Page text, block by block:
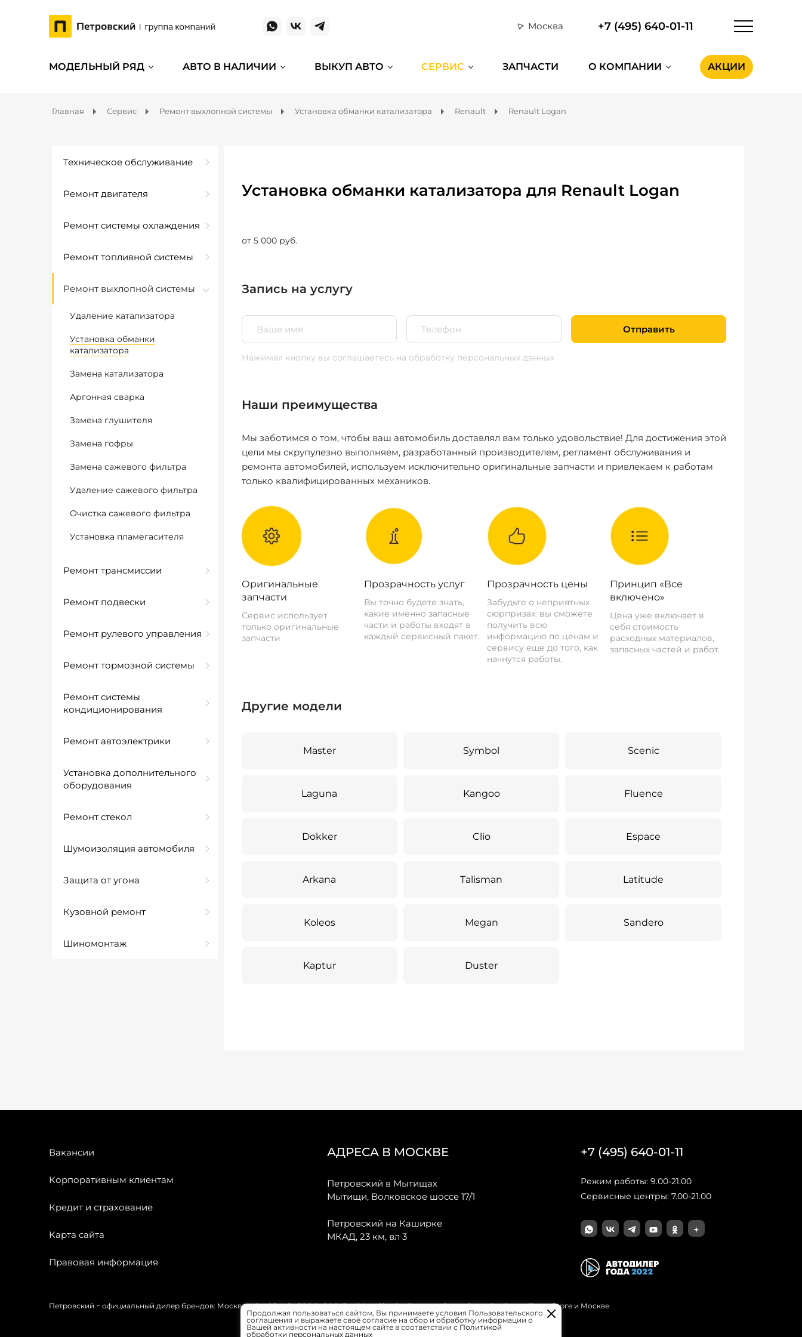
Москва +7 (495) 640-01-11
МОДЕЛЬНЫЙ РЯД АВТО В НАЛИЧИИ ВЫКУП АВТО СЕРВИС ЗАПЧАСТИ О КОМПАНИИ АКЦИИ
Главная Сервис Ремонт выхлопной системы Установка обманки катализатора Renault Renault Logan
Техническое обслуживание
Ремонт двигателя
Ремонт системы охлаждения
Ремонт топливной системы
Ремонт выхлопной системы
Удаление катализатора
Установка обманки
катализатора
Замена катализатора
Аргонная сварка
Замена глушителя
Замена гофры
Замена сажевого фильтра
Удаление сажевого фильтра
Очистка сажевого фильтра
Установка пламегасителя
Ремонт трансмиссии
Ремонт подвески
Ремонт рулевого управления
Ремонт тормозной системы
Ремонт системы
кондиционирования
Ремонт автоэлектрики
Установка дополнительного
оборудования
Ремонт стекол
Шумоизоляция автомобиля
Защита от угона
Кузовной ремонт
Шиномонтаж
Установка обманки катализатора для Renault Logan
от 5 000 руб.
Запись на услугу
Отправить
Нажимая кнопку вы соглашаетесь на обработку персональных данных
Наши преимущества
Мы заботимся о том, чтобы ваш автомобиль доставлял вам только удовольствие! Для достижения этой
цели мы скрупулезно выполняем, разработанный производителем, регламент обслуживания и
ремонта автомобилей, используем исключительно оригинальные запчасти и привлекаем к работам
только квалифицированных механиков.
Оригинальные
запчасти
Сервис использует
только оригинальные
запчасти
Прозрачность услуг
Вы точно будете знать,
какие именно запасные
части и работы входят в
каждый сервисный пакет.
Прозрачность цены
Забудьте о неприятных
сюрпризах: вы сможете
получить всю
информацию по ценам и
сервису еще до того, как
начнутся работы.
Принцип «Все
включено»
Цена уже включает в
себя стоимость
расходных материалов,
запасных частей и работ.
Другие модели
Master Symbol Scenic
Laguna Kangoo Fluence
Dokker Clio Espace
Arkana Talisman Latitude
Koleos Megan Sandero
Kaptur Duster
Вакансии
Корпоративным клиентам
Кредит и страхование
Карта сайта
Правовая информация
АДРЕСА В МОСКВЕ
Петровский в Мытищах
Мытищи, Волковское шоссе 17/1
Петровский на Каширке
МКАД, 23 км, вл 3
+7 (495) 640-01-11
Режим работы: 9.00-21.00
Сервисные центры: 7.00-21.00
Петровский − официальный дилер брендов: Москвич, OMODA, JAECOO, GAC, Forthing, Citroёn, Peugeot, Opel и Renault в Санкт-Петербурге и Москве
Продолжая пользоваться сайтом, Вы принимаете условия Пользовательского
соглашения и выражаете своё согласие на сбор и обработку информации о
Вашей активности на настоящем сайте в соответствии с Политикой
обработки персональных данных